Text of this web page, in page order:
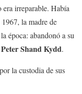
irreparable. Había
la madre de
época: abandonó a su
Peter Shand Kydd.
la custodia de sus